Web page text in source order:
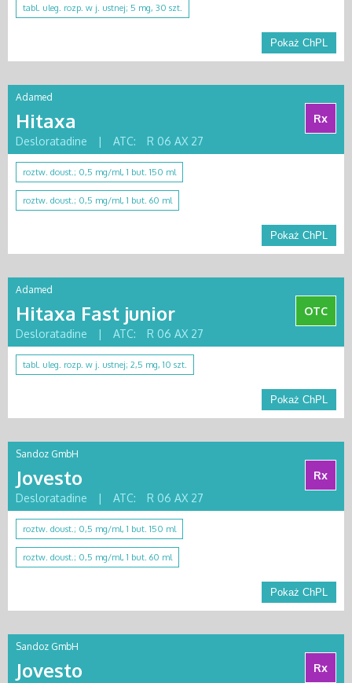
tabl. uleg. rozp. w j. ustnej; 5 mg, 30 szt.
Pokaż ChPL
Adamed
Hitaxa
Rx
Desloratadine
| ATC: R 06 AX 27
roztw. doust.; 0,5 mg/ml, 1 but. 150 ml
roztw. doust.; 0,5 mg/ml, 1 but. 60 ml
Pokaż ChPL
Adamed
Hitaxa Fast junior
OTC
Desloratadine
| ATC: R 06 AX 27
tabl. uleg. rozp. w j. ustnej; 2,5 mg, 10 szt.
Pokaż ChPL
Sandoz GmbH
Jovesto
Rx
Desloratadine
| ATC: R 06 AX 27
roztw. doust.; 0,5 mg/ml, 1 but. 150 ml
roztw. doust.; 0,5 mg/ml, 1 but. 60 ml
Pokaż ChPL
Sandoz GmbH
Jovesto
Rx